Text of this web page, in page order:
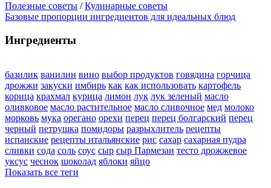
Полезные советы /Кулинарные советы
Базовые пропорции ингредиентов для идеальных блюд
Ингредиенты
базилик ванилин вино выбор продуктов говядина горчица
дрожжи закуски имбирь как как использовать картофель
корица крахмал курица лимон лук лук зеленый масло
оливковое масло растительное масло сливочное мед молоко
морковь мука орегано орехи перец перец болгарский перец
черный петрушка помидоры разрыхлитель рецепты
испанские рецепты итальянские рис сахар сахарная пудра
сливки сода соль соус сыр сыр Пармезан тесто дрожжевое
уксус чеснок шоколад яблоки яйцо
Показать все теги